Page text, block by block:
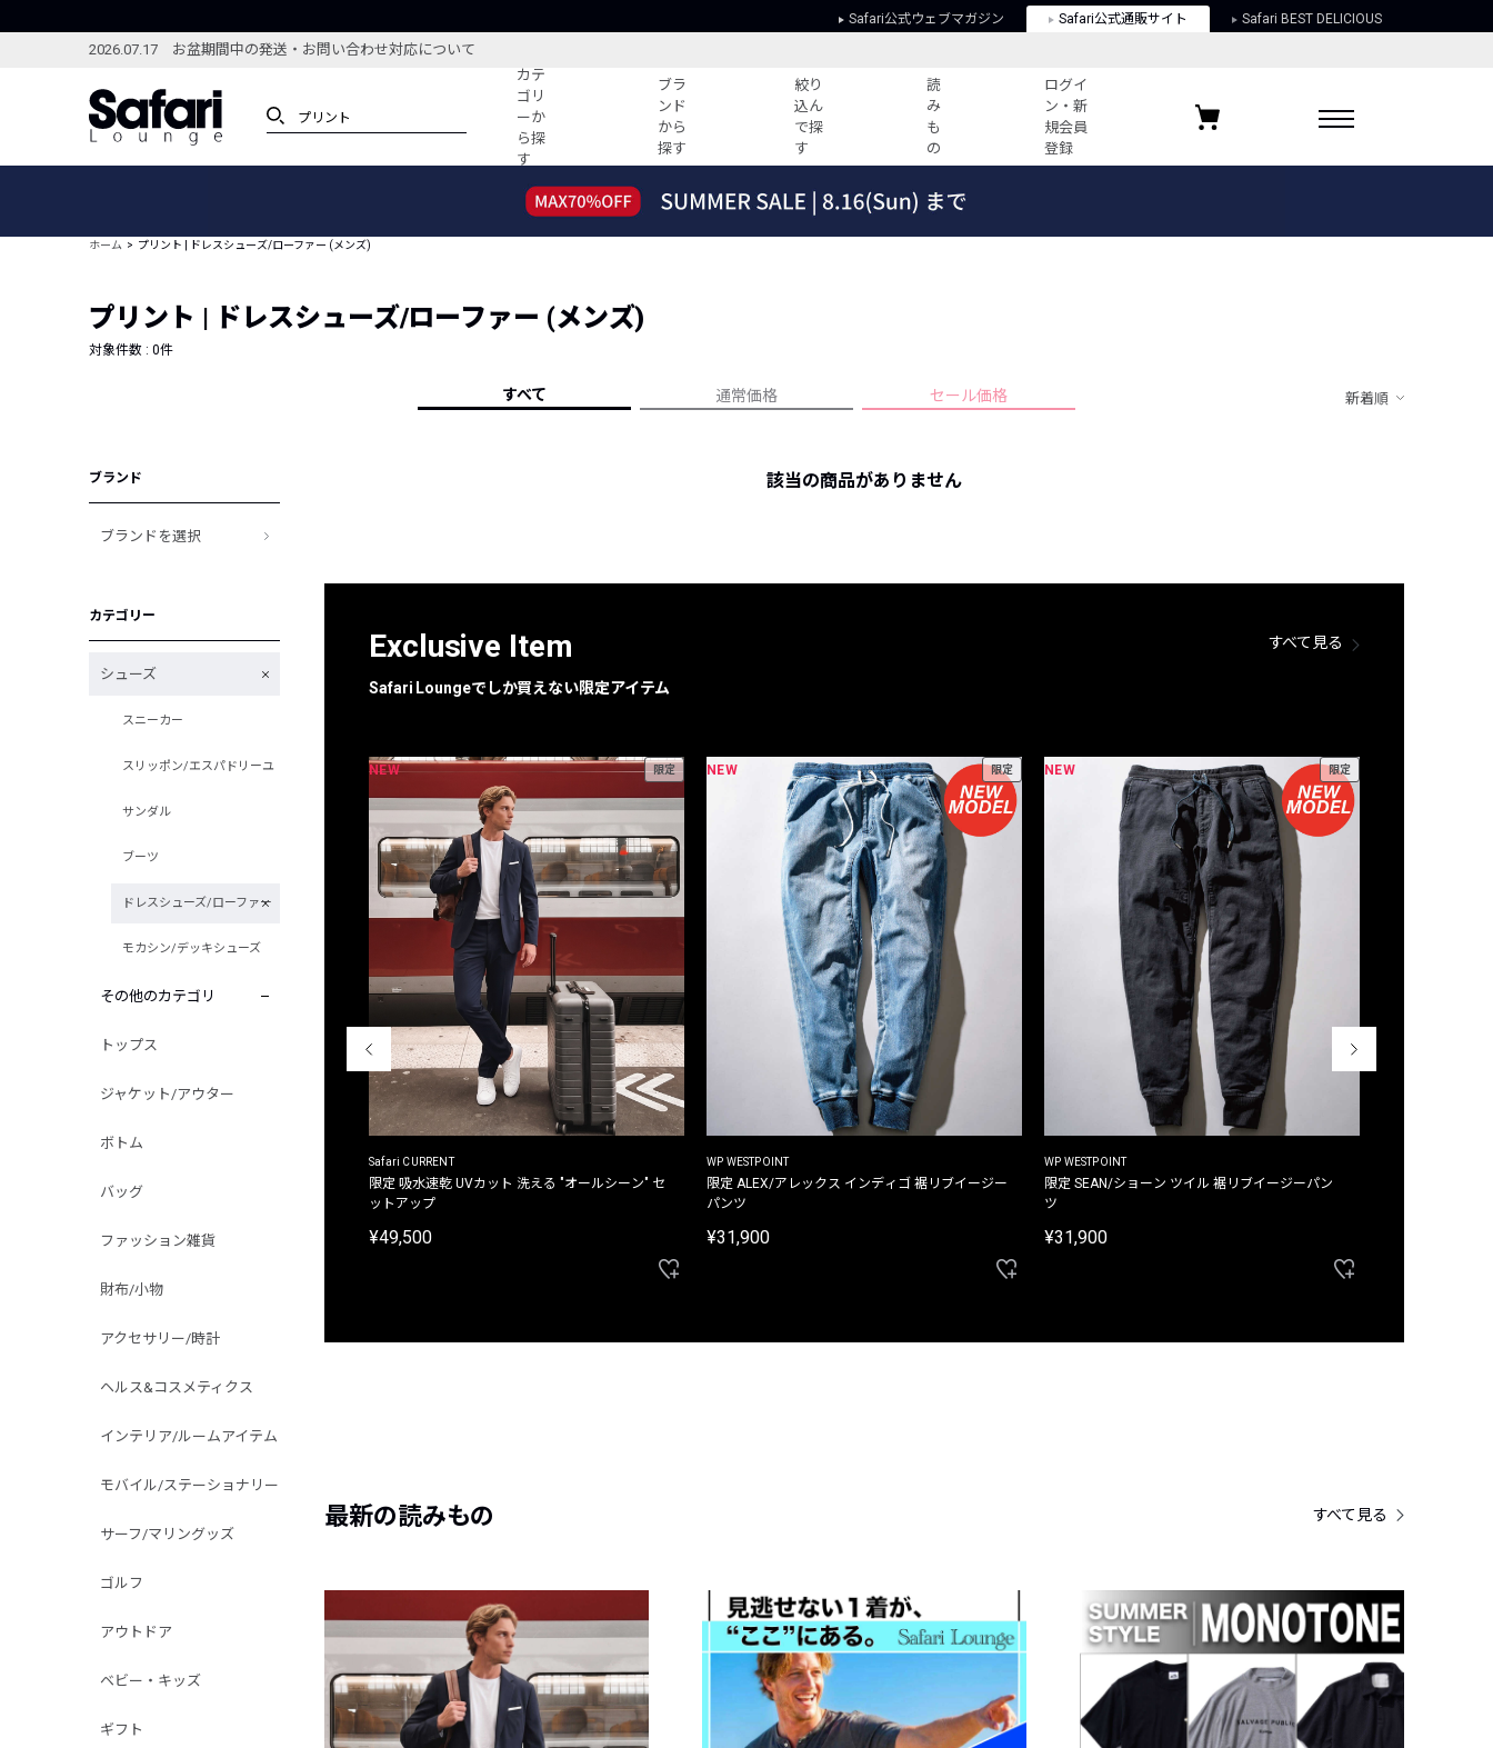
Safari公式ウェブマガジン Safari公式通販サイト Safari BEST DELICIOUS
2026.07.17 お盆期間中の発送・お問い合わせ対応について
カテ
ゴリ
ーか
ら探
す
ブラ
ンド
から
探す
絞り
込ん
で探
す
読
み
も
の
ログイ
ン・新
規会員
登録
ブランドから探す
新着アイテム
編集部のおすすめアイテム
特集記事
コーディネート
すべての記事
ーデ紹介
HOTなコーデ TOP20
人気記事ランキング
フォーカスブランド
プライバシーポリシー
お気に入りブランド
ホーム プリント | ドレスシューズ/ローファー (メンズ)
プリント | ドレスシューズ/ローファー (メンズ)
対象件数 : 0件
すべて 通常価格 セール価格 新着順
ブランド
ブランドを選択
カテゴリー
シューズ
スニーカー
スリッポン/エスパドリーユ
サンダル
ブーツ
ドレスシューズ/ローファー
モカシン/デッキシューズ
その他のカテゴリ
トップス
ジャケット/アウター
ボトム
バッグ
ファッション雑貨
財布/小物
アクセサリー/時計
ヘルス&コスメティクス
インテリア/ルームアイテム
モバイル/ステーショナリー
サーフ/マリングッズ
ゴルフ
アウトドア
ベビー・キッズ
ギフト
該当の商品がありません
Exclusive Item
Safari Loungeでしか買えない限定アイテム
すべて見る
限定
別注限定 フード付き チェックシャツジャケット
NEW 限定
Safari CURRENT
限定 吸水速乾 UVカット 洗える "オールシーン" セ
ットアップ
¥49,500
NEW 限定
WP WESTPOINT
限定 ALEX/アレックス インディゴ 裾リブイージー
パンツ
¥31,900
NEW 限定
WP WESTPOINT
限定 SEAN/ショーン ツイル 裾リブイージーパン
ツ
¥31,900
最新の読みもの すべて見る